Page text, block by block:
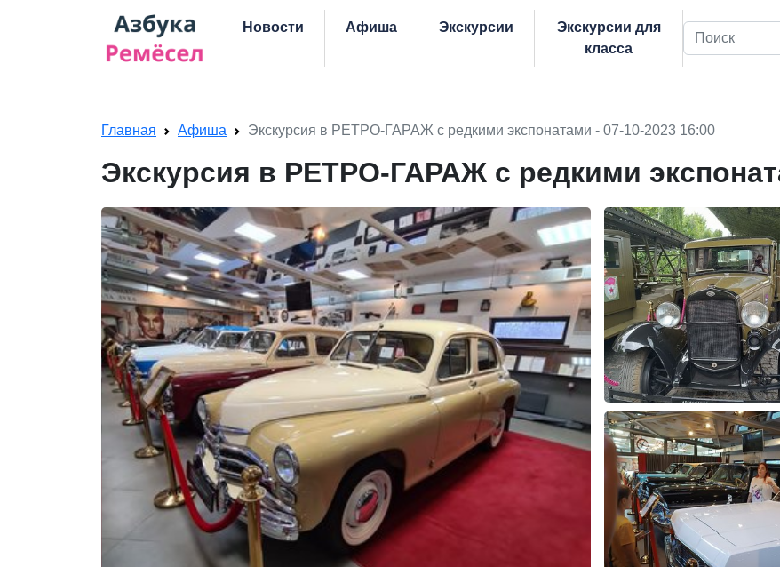
Новости
Афиша Экскурсии
Экскурсии для
класса
Поиск
Главная Афиша Экскурсия в РЕТРО-ГАРАЖ с редкими экспонатами - 07-10-2023 16:00
Экскурсия в РЕТРО-ГАРАЖ с редкими